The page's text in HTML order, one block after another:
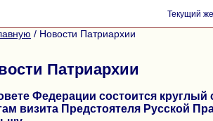
Текущий
/ Новости Патриархии
Патриархии
Федерации состоится
визита Предстоятеля Русской